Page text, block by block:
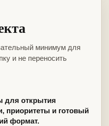
минимум для
и не переносить
для открытия
приоритеты и готовый
формат.